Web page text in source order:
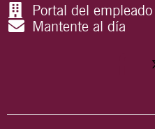
Portal del empleado
Mantente al día